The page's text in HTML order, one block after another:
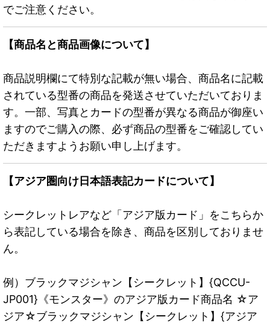
でご注意ください。
【商品名と商品画像について】
商品説明欄にて特別な記載が無い場合、商品名に記載
されている型番の商品を発送させていただいておりま
す。一部、写真とカードの型番が異なる商品が御座い
ますのでご購入の際、必ず商品の型番をご確認してい
ただきますようお願い申し上げます。
【アジア圏向け日本語表記カードについて】
シークレットレアなど「アジア版カード」をこちらか
ら表記している場合を除き、商品を区別しておりませ
ん。
例）ブラックマジシャン【シークレット】{QCCU-
JP001}《モンスター》のアジア版カード商品名 ☆ア
ジア☆ブラックマジシャン【シークレット】{アジア